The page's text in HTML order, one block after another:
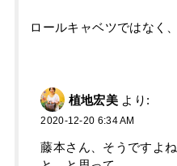
ロールキャベツではなく
植地宏美 より:
2020-12-20 6:34 AM
藤本さん、そうですよ